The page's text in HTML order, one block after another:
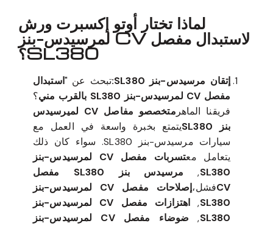
لماذا تختار أوتو إكسبرت ورش
لاستبدال مفصل CV لمرسيدس-بنز
SL380؟
إتقان مرسيدس-بنز SL380: تبحث عن "استبدال
مفصل CV لمرسيدس-بنز SL380 بالقرب مني
؟
فريقنا الماهر
متخصصو مفاصل CV لميرسيدس
بنز SL380
يتمتع بخبرة واسعة في العمل مع
سيارات مرسيدس-بنز SL380. سواء كان ذلك
يتعامل مع
تسربات مفصل CV لمرسيدس-بنز
SL380
,
مرسيدس بنز SL380 مفصل
CVفشل،
إصلاحات مفصل CV لمرسيدس-بنز
SL380
,
اهتزازات مفصل CV لمرسيدس-بنز
SL380
,
ضوضاء مفصل CV لمرسيدس-بنز